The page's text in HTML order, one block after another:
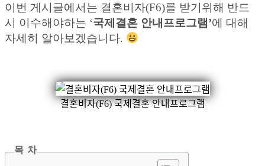
이번 게시글에서는 결혼비자(F6)를 받기위해 반드
시 이수해야하는 ‘국제결혼 안내프로그램’에 대해
자세히 알아보겠습니다.
결혼비자(F6) 국제결혼 안내프로그램
목 차